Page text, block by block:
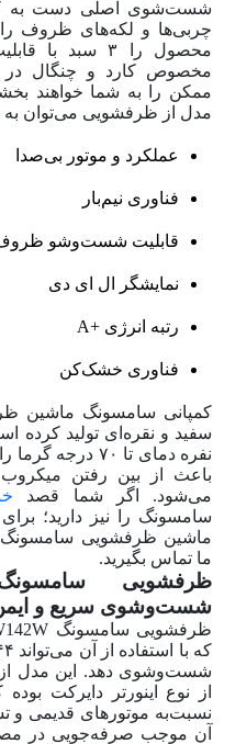
شست‌‌شوی اصلی دست به
چربی‌ها و لکه‌های ظروف را
محصول را ۳ سبد
مخصوص کارد و چنگال در
ممکن را به شما خواهند
مدل از ظرفشویی می‌توان به
عملکرد و موتور بی‌صدا
فناوری نیم‌بار
قابلیت شست‌و‌شو
نمایشگر ال ای دی
رتبه انرژی +A
فناوری خشک‌کن
نفره دمای تا ۷۰
باعث از بین رفتن
می‌شود. اگر شما قصد
سامسونگ را نیز دارید؛
ماشین ظرفشویی سامسونگ
ما تماس بگیرید.
شست‌و‌شوی سریع و
شست‌و‌شوی دهد. این مدل
از نوع اینورتر دایرکت
نسبت‌به موتور‌های قدیمی و
آن موجب صرفه‌جویی در